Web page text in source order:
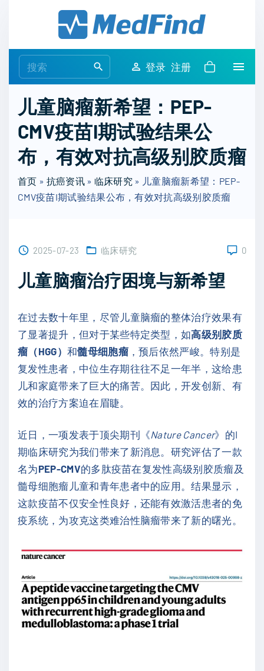
e
r
c
h
f
r
:
登录 注册
儿童脑瘤新希望：PEP-
CMV疫苗I期试验结果公
布，有效对抗高级别胶质瘤
首页 » 抗癌资讯» 临床研究 » 儿童脑瘤新希望：PEP-
CMV疫苗I期试验结果公布，有效对抗高级别胶质瘤
2025-07-23 临床研究 0
儿童脑瘤治疗困境与新希望
在过去数十年里，尽管儿童脑瘤的整体治疗效果有
了显著提升，但对于某些特定类型，如高级别胶质
瘤（HGG） 和髓母细胞瘤，预后依然严峻。特别是
复发性患者，中位生存期往往不足一年半，这给患
儿和家庭带来了巨大的痛苦。因此，开发创新、有
效的治疗方案迫在眉睫。
近日，一项发表于顶尖期刊《Nature Cancer》的I
期临床研究为我们带来了新消息。研究评估了一款
名为PEP-CMV的多肽疫苗在复发性高级别胶质瘤及
髓母细胞瘤儿童和青年患者中的应用。结果显示，
这款疫苗不仅安全性良好，还能有效激活患者的免
疫系统，为攻克这类难治性脑瘤带来了新的曙光。